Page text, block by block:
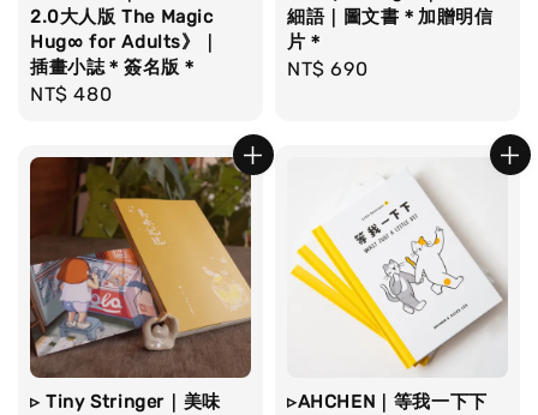
2.0大人版 The Magic
Hug∞ for Adults》｜
插畫小誌＊簽名版＊
Regular
NT$ 480
細語｜圖文書​＊加贈明信
片＊
Regular
NT$ 690
▹ Tiny Stringer｜美味
▹AHCHEN｜等我一下下